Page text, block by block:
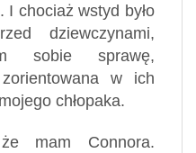
I chociaż wstyd było
dziewczynami,
sobie sprawę,
w ich
chłopaka.
mam Connora.